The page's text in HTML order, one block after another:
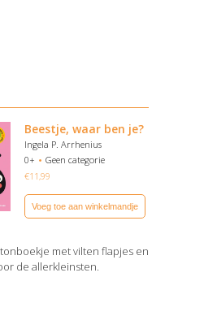
Beestje, waar ben je?
Ingela P. Arrhenius
0+
Geen categorie
€11,99
Voeg toe aan winkelmandje
met vilten flapjes en
de allerkleinsten.